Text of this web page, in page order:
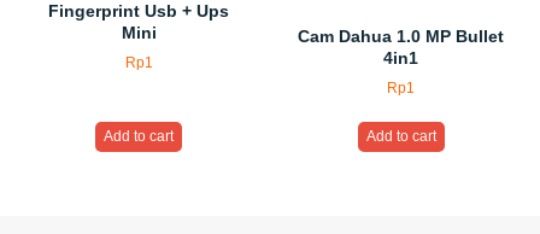
Fingerprint Usb + Ups
Mini
Rp1
Add to cart
Cam Dahua 1.0 MP Bullet
4in1
Rp1
Add to cart